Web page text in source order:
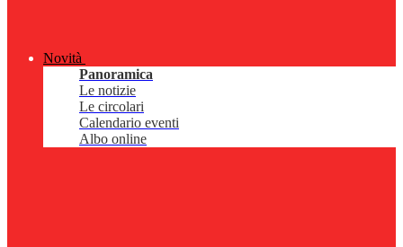
Novità
Panoramica
Le notizie
Le circolari
Calendario eventi
Albo online